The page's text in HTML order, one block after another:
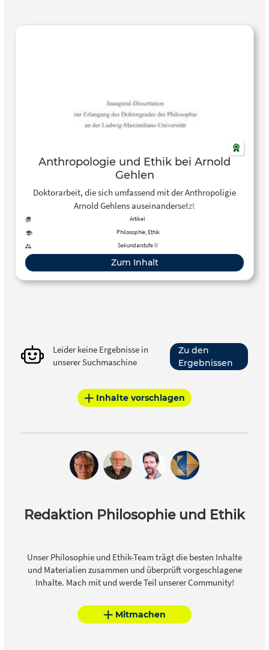
Anthropologie und Ethik bei Arnold
Gehlen
Doktorarbeit, die sich umfassend mit der Anthropoligie
Arnold Gehlens auseinandersetzt
Artikel
Philosophie, Ethik
Sekundarstufe II
Zum Inhalt
Leider keine Ergebnisse in
unserer Suchmaschine
Zu den
Ergebnissen
Inhalte vorschlagen
Redaktion Philosophie und Ethik
Unser Philosophie und Ethik-Team trägt die besten Inhalte
und Materialien zusammen und überprüft vorgeschlagene
Inhalte. Mach mit und werde Teil unserer Community!
Mitmachen